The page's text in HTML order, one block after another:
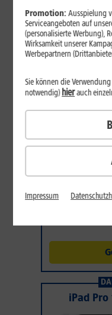
iPad Pro
Promotion:Ausspielung
Serviceangeboten auf
(personalisierte Werbung),
Wirksamkeit unserer
Werbepartnern
Sie können die
notwendig)hierauch
Impressum